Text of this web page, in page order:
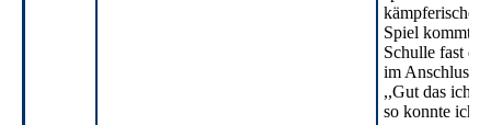
kämpferisches
Spiel kommt
Schulle fast
im Anschluss
,,Gut das ich
so konnte ich